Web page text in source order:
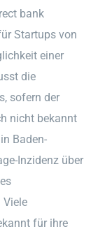
bank
Startups von
einer
die
sofern der
nicht bekannt
Baden-
Inzidenz über
Viele
für ihre